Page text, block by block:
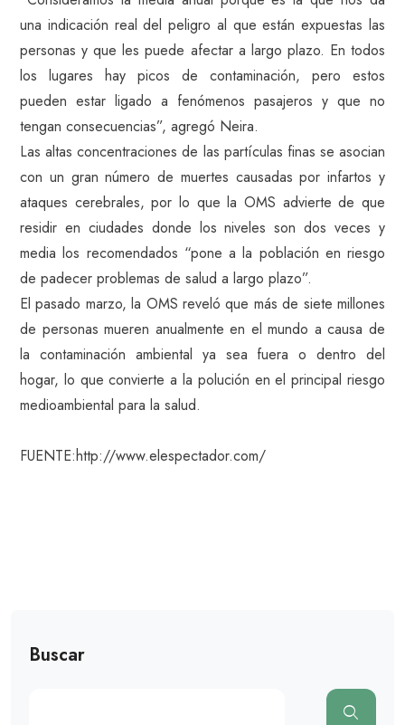
una indicación real del peligro al que están expuestas las
personas y que les puede afectar a largo plazo. En todos
los lugares hay picos de contaminación, pero estos
pueden estar ligado a fenómenos pasajeros y que no
tengan consecuencias”, agregó Neira.
Las altas concentraciones de las partículas finas se asocian
con un gran número de muertes causadas por infartos y
ataques cerebrales, por lo que la OMS advierte de que
residir en ciudades donde los niveles son dos veces y
media los recomendados “pone a la población en riesgo
de padecer problemas de salud a largo plazo”.
El pasado marzo, la OMS reveló que más de siete millones
de personas mueren anualmente en el mundo a causa de
la contaminación ambiental ya sea fuera o dentro del
hogar, lo que convierte a la polución en el principal riesgo
medioambiental para la salud.
FUENTE:http://www.elespectador.com/
Buscar